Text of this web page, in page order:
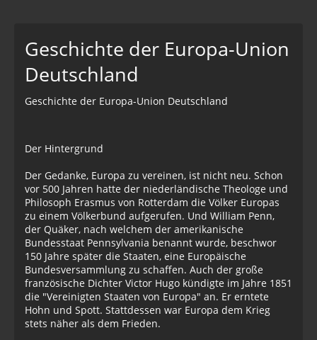
Geschichte der Europa-Union
Deutschland
Geschichte der Europa-Union Deutschland
Der Hintergrund
Der Gedanke, Europa zu vereinen, ist nicht neu. Schon
vor 500 Jahren hatte der niederländische Theologe und
Philosoph Erasmus von Rotterdam die Völker Europas
zu einem Völkerbund aufgerufen. Und William Penn,
der Quäker, nach welchem der amerikanische
Bundesstaat Pennsylvania benannt wurde, beschwor
150 Jahre später die Staaten, eine Europäische
Bundesversammlung zu schaffen. Auch der große
französische Dichter Victor Hugo kündigte im Jahre 1851
die "Vereinigten Staaten von Europa" an. Er erntete
Hohn und Spott. Stattdessen war Europa dem Krieg
stets näher als dem Frieden.